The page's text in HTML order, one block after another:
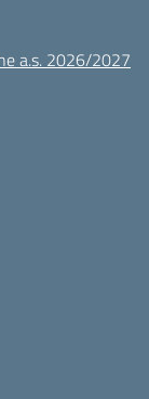
a.s. 2026/2027